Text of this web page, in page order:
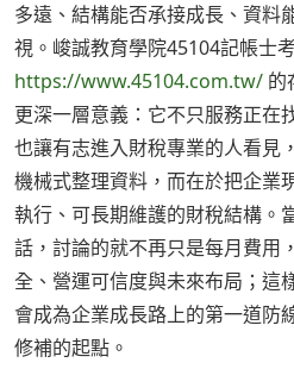
多遠、結構能否承接成長、資料
視。峻誠教育學院45104記帳士
https://www.45104.com.tw/ 的
更深一層意義：它不只服務正在
也讓有志進入財稅專業的人看見
機械式整理資料，而在於把企業
執行、可長期維護的財稅結構。
話，討論的就不再只是每月費用
全、營運可信度與未來布局；這
會成為企業成長路上的第一道防
修補的起點。